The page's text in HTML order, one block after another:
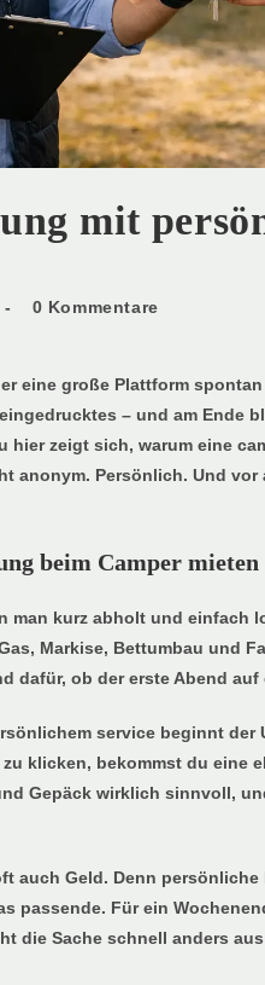
mit
0 Kommentare
eine große Plattform
– und am Ende
hier zeigt sich, warum eine
anonym. Persönlich. Und
beim Camper mieten
man kurz abholt und einfach
Markise, Bettumbau und
dafür, ob der erste Abend
service beginnt
klicken, bekommst du eine
Gepäck wirklich sinnvoll,
auch Geld. Denn
passende. Für ein
die Sache schnell anders